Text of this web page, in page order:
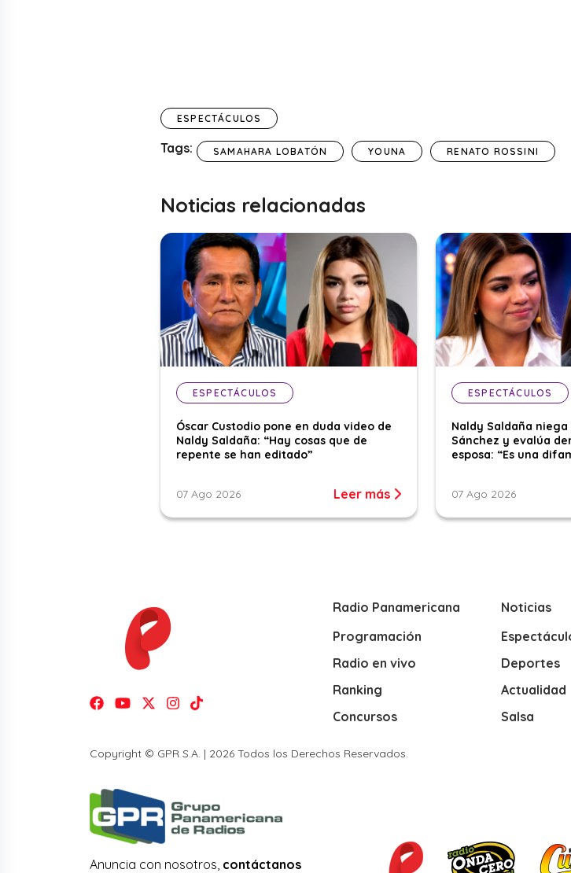
ESPECTÁCULOS
Tags: SAMAHARA LOBATÓN YOUNA RENATO ROSSINI
Noticias relacionadas
ESPECTÁCULOS
Óscar Custodio pone en duda video de
Naldy Saldaña: “Hay cosas que de
repente se han editado”
07 Ago 2026 Leer más
ESPECTÁCULOS
Naldy Saldaña
Sánchez y evalúa
esposa: “Es una
07 Ago 2026
Radio Panamericana
Programación
Radio en vivo
Ranking
Concursos
Noticias
Deportes
Actualidad
Salsa
Copyright © GPR S.A. | 2026 Todos los Derechos Reservados.
Anuncia con nosotros, contáctanos